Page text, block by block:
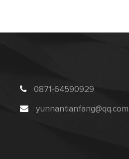
0871-64590929
yunnantianfang@qq.com